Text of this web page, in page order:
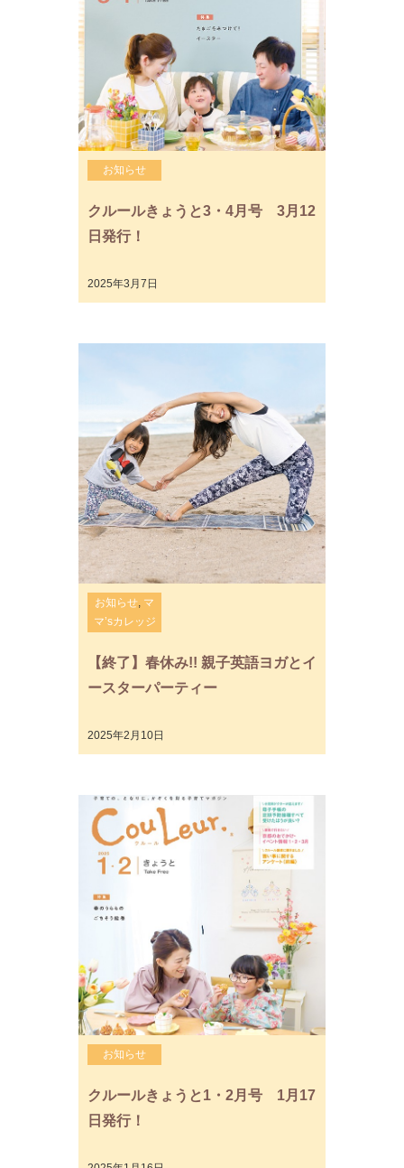
お知らせ
クルールきょうと3・4月号 3月12
日発行！
2025年3月7日
お知らせ, マ
マ’sカレッジ
【終了】春休み!! 親子英語ヨガとイ
ースターパーティー
2025年2月10日
お知らせ
クルールきょうと1・2月号 1月17
日発行！